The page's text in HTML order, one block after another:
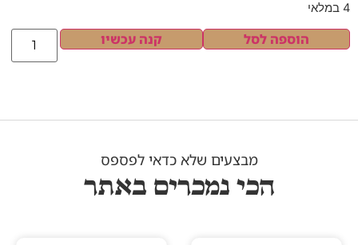
4 במלאי
הוספה לסל קנה עכשיו
מבצעים שלא כדאי לפספס
הכי נמכרים באתר